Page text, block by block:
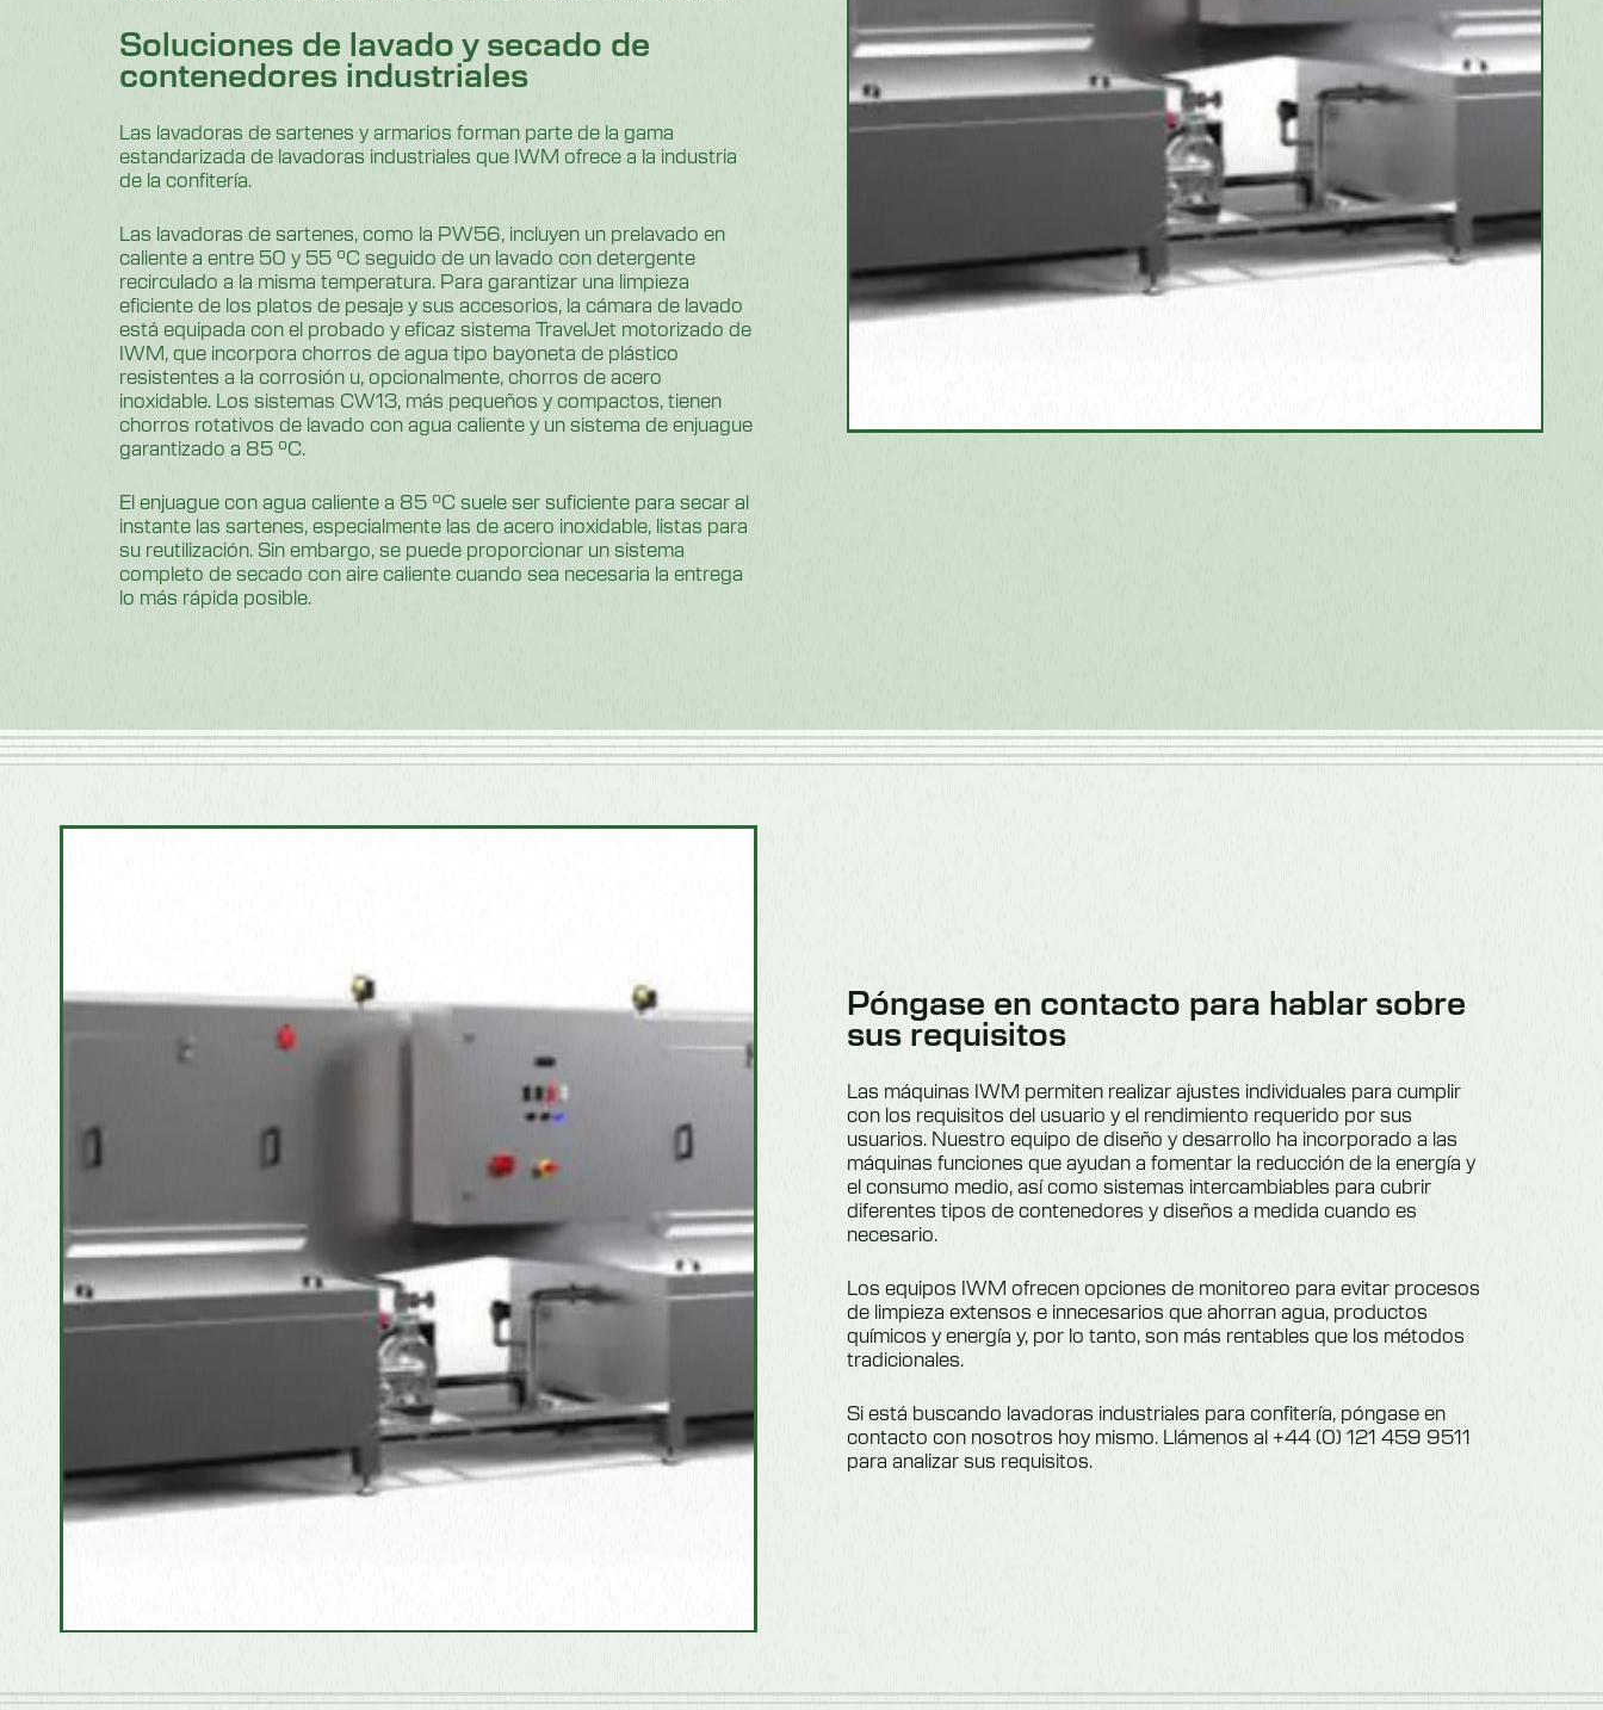
Soluciones de lavado y secado de
contenedores industriales
Las lavadoras de sartenes y armarios forman parte de la gama
estandarizada de lavadoras industriales que IWM ofrece a la industria
de la confitería.
Las lavadoras de sartenes, como la PW56, incluyen un prelavado en
caliente a entre 50 y 55 °C seguido de un lavado con detergente
recirculado a la misma temperatura. Para garantizar una limpieza
eficiente de los platos de pesaje y sus accesorios, la cámara de lavado
está equipada con el probado y eficaz sistema TravelJet motorizado de
IWM, que incorpora chorros de agua tipo bayoneta de plástico
resistentes a la corrosión u, opcionalmente, chorros de acero
inoxidable. Los sistemas CW13, más pequeños y compactos, tienen
chorros rotativos de lavado con agua caliente y un sistema de enjuague
garantizado a 85 °C.
El enjuague con agua caliente a 85 °C suele ser suficiente para secar al
instante las sartenes, especialmente las de acero inoxidable, listas para
su reutilización. Sin embargo, se puede proporcionar un sistema
completo de secado con aire caliente cuando sea necesaria la entrega
lo más rápida posible.
Póngase en contacto para hablar sobre
sus requisitos
Las máquinas IWM permiten realizar ajustes individuales para cumplir
con los requisitos del usuario y el rendimiento requerido por sus
usuarios. Nuestro equipo de diseño y desarrollo ha incorporado a las
máquinas funciones que ayudan a fomentar la reducción de la energía y
el consumo medio, así como sistemas intercambiables para cubrir
diferentes tipos de contenedores y diseños a medida cuando es
necesario.
Los equipos IWM ofrecen opciones de monitoreo para evitar procesos
de limpieza extensos e innecesarios que ahorran agua, productos
químicos y energía y, por lo tanto, son más rentables que los métodos
tradicionales.
Si está buscando lavadoras industriales para confitería, póngase en
contacto con nosotros hoy mismo. Llámenos al+44 (0) 121 459 9511
para analizar sus requisitos.